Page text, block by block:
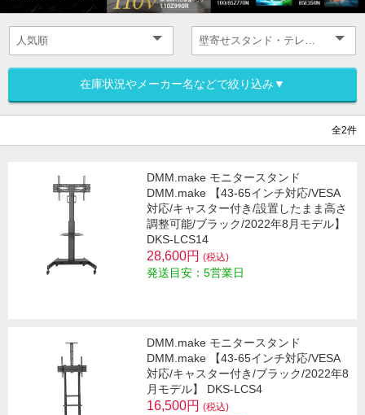
在庫状況やメーカー名などで絞り込み▼
全2件
DMM.make モニタースタンド
DMM.make 【43-65インチ対応/VESA
対応/キャスター付き/設置したまま高さ
調整可能/ブラック/2022年8月モデル】
DKS-LCS14
28,600円 (税込)
発送目安：5営業日
DMM.make モニタースタンド
DMM.make 【43-65インチ対応/VESA
対応/キャスター付き/ブラック/2022年8
月モデル】 DKS-LCS4
16,500円 (税込)